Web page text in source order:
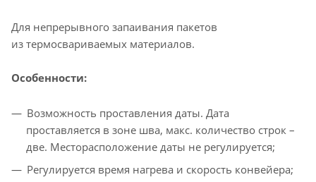
Для непрерывного запаивания пакетов
из термосвариваемых материалов.
Особенности:
Возможность проставления даты. Дата
проставляется в зоне шва, макс. количество строк –
две. Месторасположение даты не регулируется;
Регулируется время нагрева и скорость конвейера;